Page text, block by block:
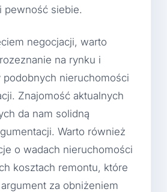
pewność siebie.
negocjacji, warto
na rynku i
podobnych nieruchomości
Znajomość aktualnych
da nam solidną
Warto również
o wadach nieruchomości
kosztach remontu, które
za obniżeniem